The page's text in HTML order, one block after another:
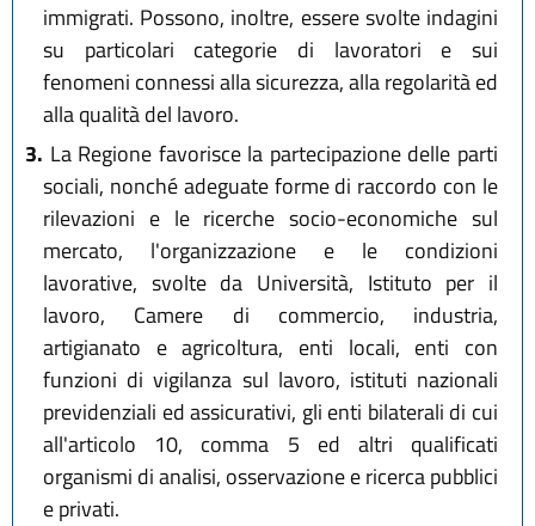
immigrati. Possono, inoltre, essere svolte indagini
su particolari categorie di lavoratori e sui
fenomeni connessi alla sicurezza, alla regolarità ed
alla qualità del lavoro.
3. La Regione favorisce la partecipazione delle parti
sociali, nonché adeguate forme di raccordo con le
rilevazioni e le ricerche socio-economiche sul
mercato, l'organizzazione e le condizioni
lavorative, svolte da Università, Istituto per il
lavoro, Camere di commercio, industria,
artigianato e agricoltura, enti locali, enti con
funzioni di vigilanza sul lavoro, istituti nazionali
previdenziali ed assicurativi, gli enti bilaterali di cui
all'articolo 10, comma 5 ed altri qualificati
organismi di analisi, osservazione e ricerca pubblici
e privati.